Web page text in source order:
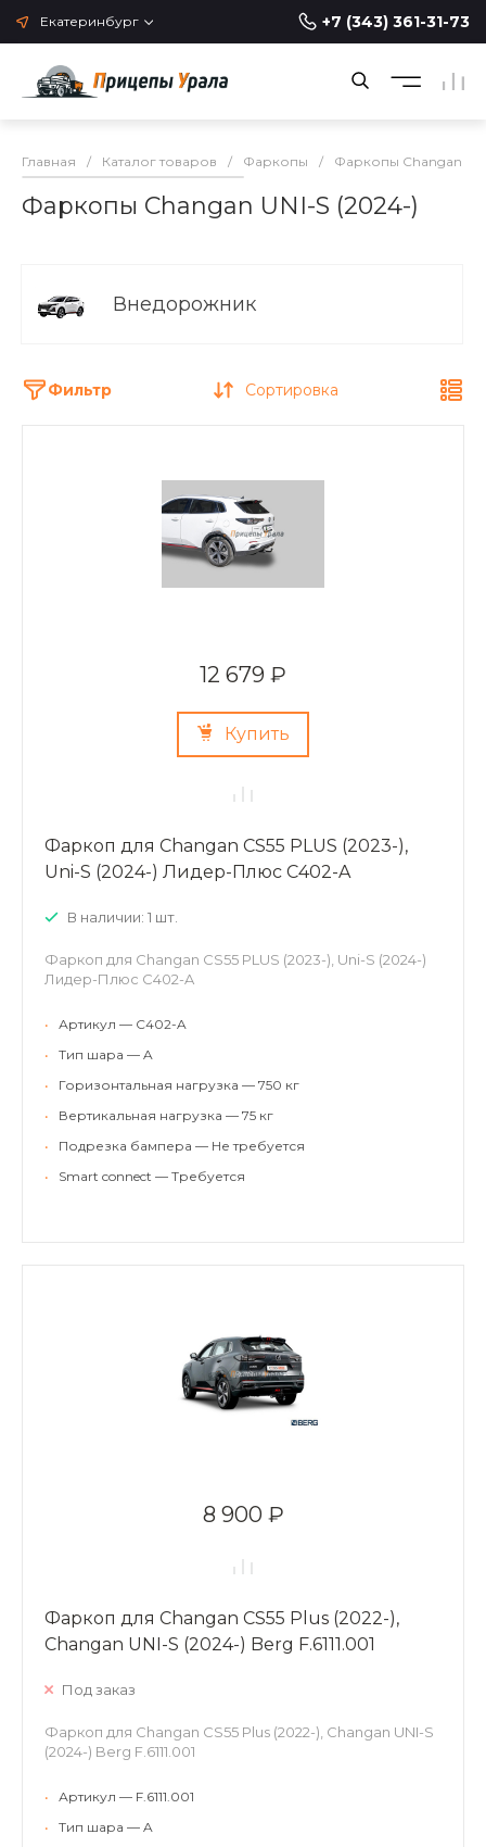
Екатеринбург +7 (343) 361-31-73
Главная / Каталог товаров / Фаркопы / Фаркопы Changan
Фаркопы Changan UNI-S (2024-)
Внедорожник
Фильтр Сортировка
12 679 ₽
Купить
Фаркоп для Changan CS55 PLUS (2023-),
Uni-S (2024-) Лидер-Плюс C402-A
В наличии: 1 шт.
Фаркоп для Changan CS55 PLUS (2023-), Uni-S (2024-)
Лидер-Плюс C402-A
•
Артикул — C402-A
•
Тип шара — A
•
Горизонтальная нагрузка — 750 кг
•
Вертикальная нагрузка — 75 кг
•
Подрезка бампера — Не требуется
•
Smart connect — Требуется
8 900 ₽
Фаркоп для Changan CS55 Plus (2022-),
Changan UNI-S (2024-) Berg F.6111.001
Под заказ
Фаркоп для Changan CS55 Plus (2022-), Changan UNI-S
(2024-) Berg F.6111.001
•
Артикул — F.6111.001
•
Тип шара — A